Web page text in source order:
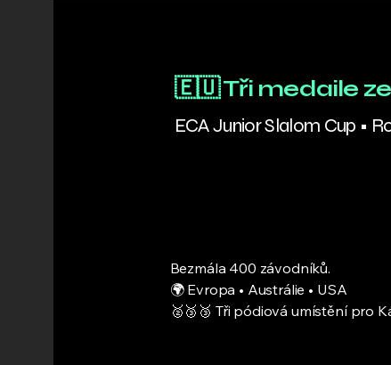
🇪🇺 Tři medaile
ECA Junior Slalom Cup •
Bezmála 400 závodníků.
🌍 Evropa • Austrálie • USA
🥈🥉🥉 Tři pódiová umístění pro